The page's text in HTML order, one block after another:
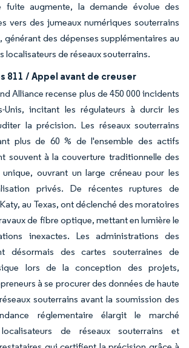
augmente, la demande évolue des
vers des jumeaux numériques souterrains
générant des dépenses supplémentaires au
localisateurs de réseaux souterrains.
811 / Appel avant de creuser
Alliance recense plus de 450 000 incidents
Unis, incitant les régulateurs à durcir les
la précision. Les réseaux souterrains
plus de 60 % de l'ensemble des actifs
souvent à la couverture traditionnelle des
ouvrant un large créneau pour les
privés. De récentes ruptures de
au Texas, ont déclenché des moratoires
de fibre optique, mettant en lumière le
inexactes. Les administrations des
désormais des cartes souterraines de
lors de la conception des projets,
à se procurer des données de haute
souterrains avant la soumission des
réglementaire élargit le marché
de réseaux souterrains et